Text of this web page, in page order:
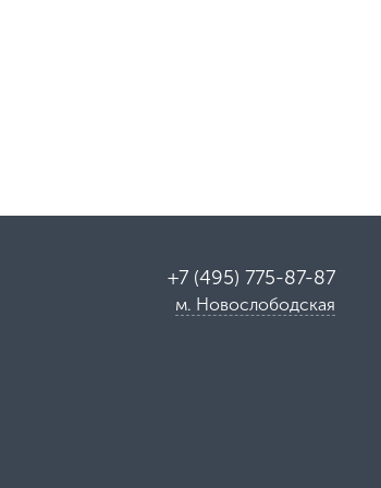
+7 (495) 775-87-87
м. Новослободская